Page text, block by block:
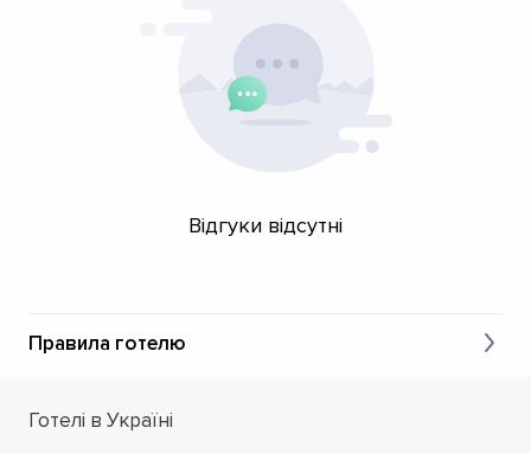
Відгуки відсутні
Правила готелю
Готелі в Україні